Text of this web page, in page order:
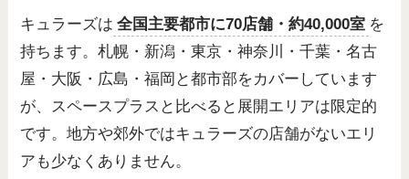
キュラーズは 全国主要都市に70店舗・約40,000室 を
持ちます。札幌・新潟・東京・神奈川・千葉・名古
屋・大阪・広島・福岡と都市部をカバーしています
が、スペースプラスと比べると展開エリアは限定的
です。地方や郊外ではキュラーズの店舗がないエリ
アも少なくありません。